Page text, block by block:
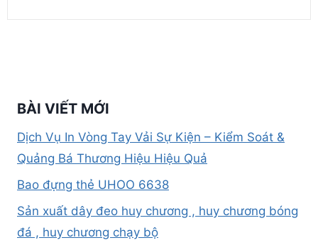
BÀI VIẾT MỚI
Dịch Vụ In Vòng Tay Vải Sự Kiện – Kiểm Soát &
Quảng Bá Thương Hiệu Hiệu Quả
Bao đựng thẻ UHOO 6638
Sản xuất dây đeo huy chương , huy chương bóng
đá , huy chương chạy bộ